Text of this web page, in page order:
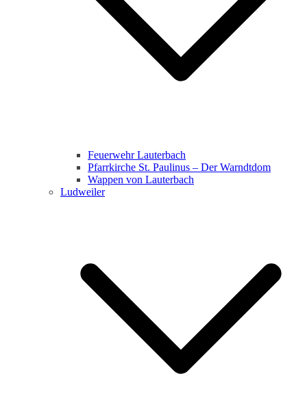
Feuerwehr Lauterbach
Pfarrkirche St. Paulinus – Der Warndtdom
Wappen von Lauterbach
Ludweiler